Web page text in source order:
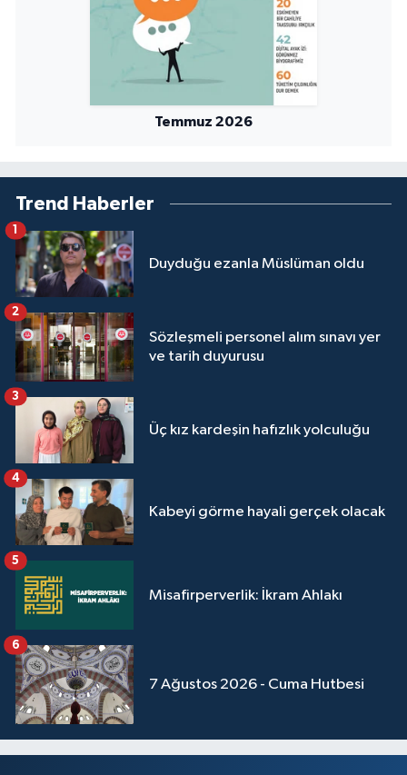
Temmuz 2026
Trend Haberler
Duyduğu ezanla Müslüman oldu
1
Sözleşmeli personel alım sınavı yer
ve tarih duyurusu
2
Üç kız kardeşin hafızlık yolculuğu
3
Kabeyi görme hayali gerçek olacak
4
Misafirperverlik: İkram Ahlakı
5
7 Ağustos 2026 - Cuma Hutbesi
6